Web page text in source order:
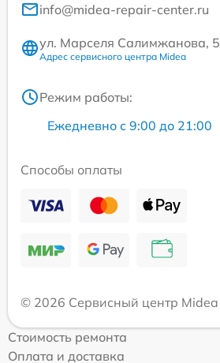
info@midea-repair-center.ru
ул. Марселя Салимжанова, 5
Адрес сервисного центра Midea
Режим работы:
Ежедневно с 9:00 до 21:00
Способы оплаты
© 2026 Сервисный центр Midea
Стоимость ремонта
Оплата и доставка